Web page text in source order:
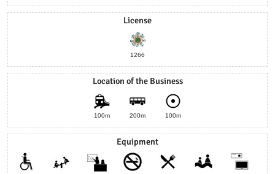
License
1266
Location of the Business
100m 200m 100m
Equipment